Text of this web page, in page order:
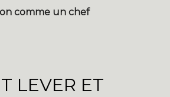
comme un chef
LEVER ET